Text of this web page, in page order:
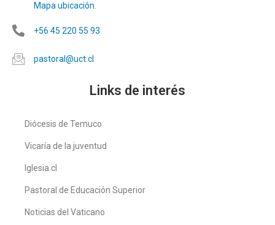
Mapa ubicación
+56 45 220 55 93
pastoral@uct.cl
Links de interés
Diócesis de Temuco
Vicaría de la juventud
Iglesia.cl
Pastoral de Educación Superior
Noticias del Vaticano